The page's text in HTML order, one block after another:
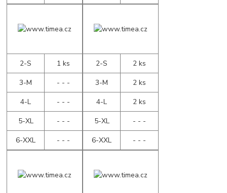
2-S
1 ks
3-M
- - -
4-L
- - -
5-XL
- - -
6-XXL
- - -
2-S
2 ks
3-M
2 ks
4-L
2 ks
5-XL
- - -
6-XXL
- - -